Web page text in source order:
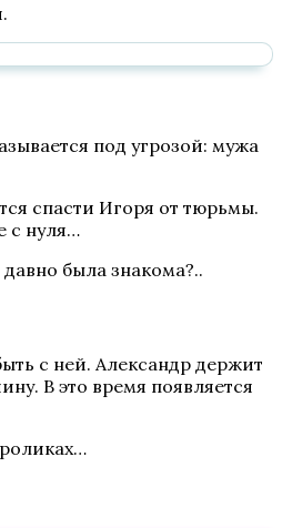
под угрозой: мужа
спасти Игоря от тюрьмы.
с нуля…
была знакома?..
с ней. Александр держит
В это время появляется